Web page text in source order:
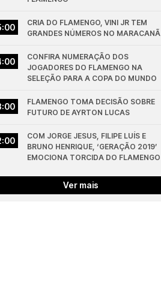
CRIA DO FLAMENGO, VINI JR TEM
GRANDES NÚMEROS NO MARACANÃ
CONFIRA NUMERAÇÃO DOS
JOGADORES DO FLAMENGO NA
SELEÇÃO PARA A COPA DO MUNDO
FLAMENGO TOMA DECISÃO SOBRE
FUTURO DE AYRTON LUCAS
COM JORGE JESUS, FILIPE LUÍS E
BRUNO HENRIQUE, ‘GERAÇÃO 2019’
EMOCIONA TORCIDA DO FLAMENGO
Ver mais